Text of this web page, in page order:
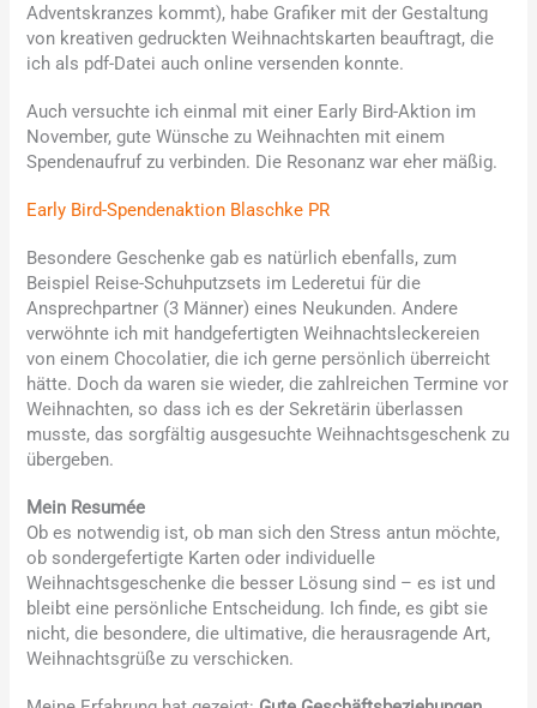
Adventskranzes kommt), habe Grafiker mit der Gestaltung
von kreativen gedruckten Weihnachtskarten beauftragt, die
ich als pdf-Datei auch online versenden konnte.
Auch versuchte ich einmal mit einer Early Bird-Aktion im
November, gute Wünsche zu Weihnachten mit einem
Spendenaufruf zu verbinden. Die Resonanz war eher mäßig.
Early Bird-Spendenaktion Blaschke PR
Besondere Geschenke gab es natürlich ebenfalls, zum
Beispiel Reise-Schuhputzsets im Lederetui für die
Ansprechpartner (3 Männer) eines Neukunden. Andere
verwöhnte ich mit handgefertigten Weihnachtsleckereien
von einem Chocolatier, die ich gerne persönlich überreicht
hätte. Doch da waren sie wieder, die zahlreichen Termine vor
Weihnachten, so dass ich es der Sekretärin überlassen
musste, das sorgfältig ausgesuchte Weihnachtsgeschenk zu
übergeben.
Mein Resumée
Ob es notwendig ist, ob man sich den Stress antun möchte,
ob sondergefertigte Karten oder individuelle
Weihnachtsgeschenke die besser Lösung sind – es ist und
bleibt eine persönliche Entscheidung. Ich finde, es gibt sie
nicht, die besondere, die ultimative, die herausragende Art,
Weihnachtsgrüße zu verschicken.